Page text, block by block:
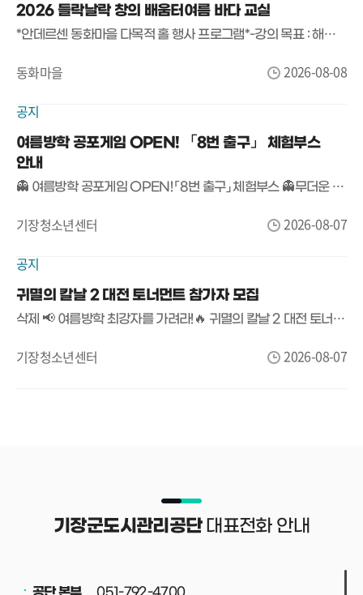
2026 들락날락 창의 배움터여름 바다 교실
*안데르센 동화마을 다목적 홀 행사 프로그램*-강의 목표 : 해양 테마 기반으로 부력.신재생에너지.유체입 등 해양과학 원리를 직접 체험하며 탐구력과 창의적 문제해결력 함양
동화마을 2026-08-08
공지
여름방학 공포게임 OPEN! 「8번 출구」 체험부스
안내
👻 여름방학 공포게임 OPEN! 「8번 출구」 체험부스 👻무더운 여름, 등골이 오싹해지는 공포게임에 도전해 보세요!기장청소년센터에서 여름방학 특별 프로그램으로 화제의 공포게임 「8번 출구」 체험부스를 운영합니다.🚪 게임명▶ 「8번 출구」📅 운영기간2026. 8. 7.(금) ~ 8. 8.(토)13:00 ~ 18:00📍 장소기장청소년센터 만남의 장🎮 참가대상기장청소년센터 이용자 누구나🍪 참가혜택참여자 전원 간식 증정!(※ 간식 소진 시 조기 마감)👀 이런 분들께 추천합니다!✔ 공포게임을 좋아하는 사람✔ 친구와 함께 여름방학 추억을 만들고 싶은 사람✔ 「8번 출구」를 직접 플레이해 보고 싶은 사람혼자 도전해도 좋고,친구들과 함께 더욱 짜릿한 시간을 즐겨보세요!📢 참가비 무료!별도 신청 없이 운영시간 내 방문하면 누구나 참여 가능합니다.#기장청소년센터 #여름방학 #슈퍼플레이 #공포게임 #8번출구 #게임체험 #무료체험 #청소년활동 #기장놀거리 #여름방학추천
기장청소년센터 2026-08-07
공지
귀멸의 칼날 2 대전 토너먼트 참가자 모집
삭제 📢 여름방학 최강자를 가려라!🔥 귀멸의 칼날 2 대전 토너먼트 참가자 모집 🔥귀멸의 칼날 팬이라면 놓칠 수 없는 승부!친구들과 함께 최고의 귀살대가 되어 토너먼트 우승에 도전해 보세요! 🎮⚔️🏆 귀멸의 칼날 2 대전 토너먼트📅 일시2026년 8월 20일(목) 15:00 ~ 17:00📍 장소기장청소년센터 회의실👦 참가 대상기장청소년센터 이용 청소년 📝 접수 방법📍 기장청소년센터 내부 현장 접수(접수처 운영)접수 시작 : 2026년 8월 8일(토) 에서 마감시 까지 (선착순 16명 마감!)🎮 진행 방식✔ 플레이스테이션 로컬 대전✔ 1:1 토너먼트 진행※ 참가 인원에 따라 운영 시간이 일부 조정될 수 있습니다.🎁 시상 안내🥇 1등 🥈 2등 🥉 3등, 4등 에게 소정의 상품 (접수시 상품 수요 조사 실시)🎉 참가자 전원에게는 소정의 기념품도 준비되어 있습니다!⚔️ 실력을 겨루고!🎉 친구들과 함께 즐기고!🏆 푸짐한 상품까지!여름방학 최고의 게임 대회, 기장청소년센터에서 함께하세요!🎮 친구와 함께 최강의 자리를 노려라! 💥
기장청소년센터 2026-08-07
기장군도시관리공단 대표전화 안내